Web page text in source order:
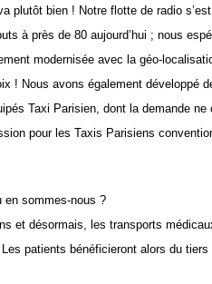
plutôt bien ! Notre flotte de radio
à près de 80 aujourd’hui ; nous
modernisée avec la géo-
! Nous avons également développé
Taxi Parisien, dont la demande
pour les Taxis Parisiens
en sommes-nous ?
et désormais, les transports
patients bénéficieront alors du